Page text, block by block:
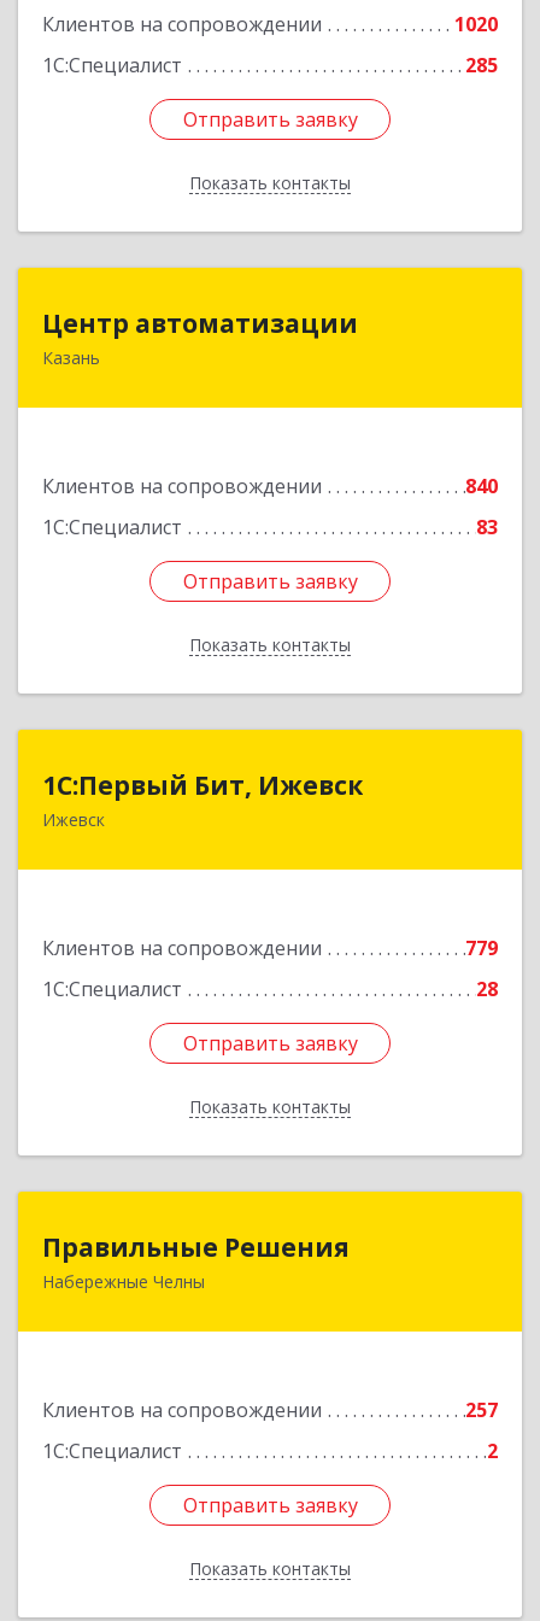
Клиентов на сопровождении
1020
1С:Специалист
285
Отправить заявку
Показать контакты
Отправить заявку
Назад
Центр автоматизации
Казань
Клиентов на сопровождении
840
1С:Специалист
83
Отправить заявку
Показать контакты
420133, Татарстан Респ, Казань г, Ямашева пр-
Отправить заявку
Назад
1С:Первый Бит, Ижевск
Ижевск
Клиентов на сопровождении
779
1С:Специалист
28
Отправить заявку
Показать контакты
1С:Первый Бит, Ижевск
Отправить заявку
Назад
Правильные Решения
Набережные Челны
Клиентов на сопровождении
257
1С:Специалист
2
Отправить заявку
Показать контакты
423832, Татарстан Респ, Набережные Челны г,
Отправить заявку
Назад